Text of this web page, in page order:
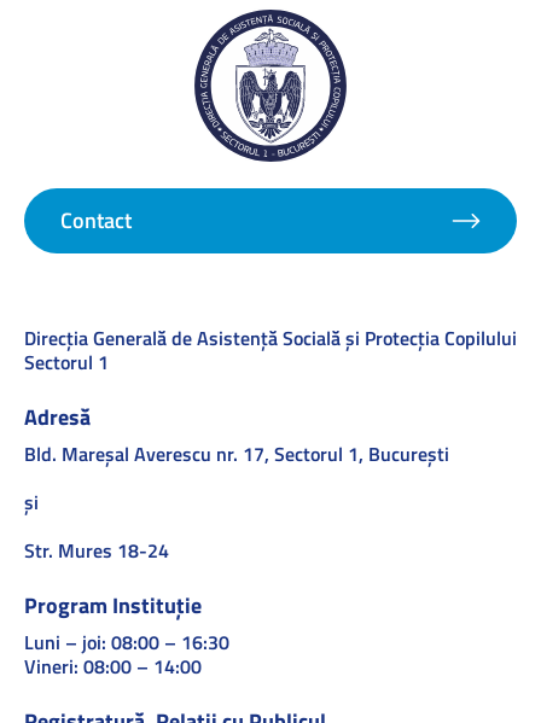
Contact
Direcţia Generală de Asistenţă Socială şi Protecţia Copilului
Sectorul 1
Adresă
Bld. Mareşal Averescu nr. 17, Sectorul 1, Bucureşti
și
Str. Mures 18-24
Program Instituție
Luni – joi: 08:00 – 16:30
Vineri: 08:00 – 14:00